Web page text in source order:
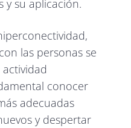
y su aplicación.
las personas se
conocer
adecuadas
y despertar